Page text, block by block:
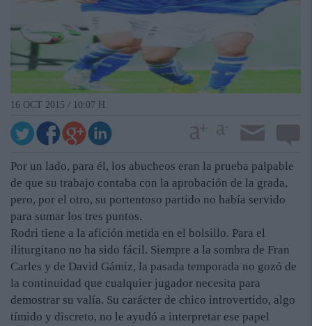
16 OCT 2015 / 10:07 H.
Por un lado, para él, los abucheos eran la prueba palpable
de que su trabajo contaba con la aprobación de la grada,
pero, por el otro, su portentoso partido no había servido
para sumar los tres puntos.
Rodri tiene a la afición metida en el bolsillo. Para el
iliturgitano no ha sido fácil. Siempre a la sombra de Fran
Carles y de David Gámiz, la pasada temporada no gozó de
la continuidad que cualquier jugador necesita para
demostrar su valía. Su carácter de chico introvertido, algo
tímido y discreto, no le ayudó a interpretar ese papel